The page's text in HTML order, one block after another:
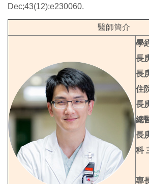
Dec;43(12):e230060.
醫師簡介
學
長
長
住
長
總
長
科
專